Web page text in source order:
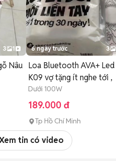
3 1
Nâu
6 ngày trước 3
Loa Bluetooth AVA+ Led
K09 vợ tặng ít nghe tới ,
Dưới 100W
189.000 đ
Tp Hồ Chí Minh
tin có video